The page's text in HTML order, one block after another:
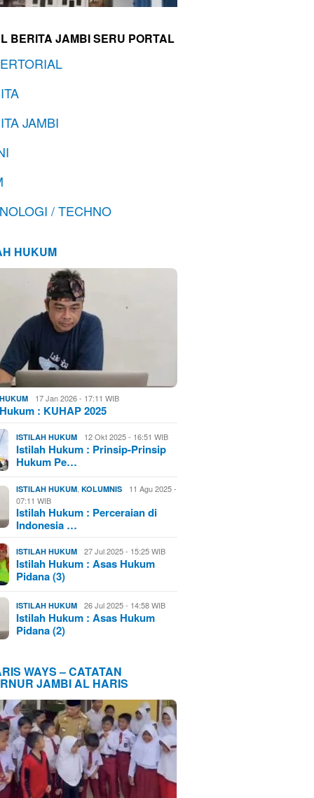
BERITA JAMBI SERU PORTAL
JAMBI
/ TECHNO
HUKUM
17 Jan 2026 - 17:11 WIB
: KUHAP 2025
ISTILAH HUKUM 12 Okt 2025 - 16:51 WIB
Istilah Hukum : Prinsip-Prinsip
Hukum Pe…
ISTILAH HUKUM ,KOLUMNIS
11 Agu 2025 -
07:11 WIB
Istilah Hukum : Perceraian di
Indonesia …
ISTILAH HUKUM 27 Jul 2025 - 15:25 WIB
Istilah Hukum : Asas Hukum
Pidana (3)
ISTILAH HUKUM 26 Jul 2025 - 14:58 WIB
Istilah Hukum : Asas Hukum
Pidana (2)
WAYS – CATATAN
JAMBI AL HARIS